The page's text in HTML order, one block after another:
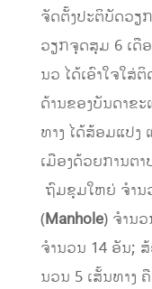
ຈັດຕັ້ງປະຕິບັດວຽ
ວຽກຈຸດສຸມ 6 ເດື
ນວ ໄດ້ເອົາໃຈໃສ່
ດ້ານຂອງບັນດາຂ
ທາງ ໄດ້ສ້ອມ​ແປງ​
ເມືອງດ້ວຍການ​ຕ
ຖົມຂຸມໃຫຍ່ ຈໍານ
(Manhole) ຈໍານ
ຈຳນວນ 14 ອັນ;
ນວນ 5 ເສັ້ນທາງ